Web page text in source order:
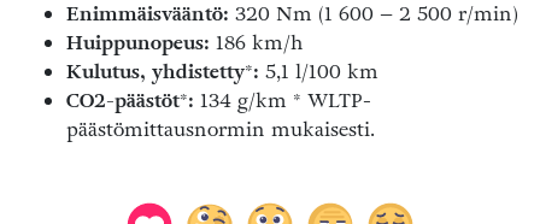
Enimmäisvääntö: 320 Nm (1 600 – 2 500 r/min)
Huippunopeus: 186 km/h
Kulutus, yhdistetty*: 5,1 l/100 km
CO2-päästöt*: 134 g/km * WLTP-
päästömittausnormin mukaisesti.